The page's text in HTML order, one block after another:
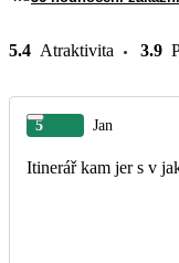
5.4 Atraktivita 3.9
5 Jan
Itinerář kam jer s v